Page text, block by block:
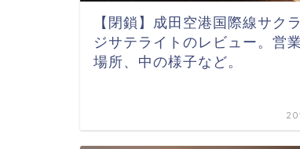
【閉鎖】成田空港国際線サク
ジサテライトのレビュー。営
場所、中の様子など。